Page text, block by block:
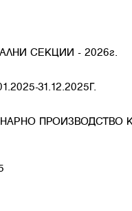
СЕКЦИИ - 2026г.
31.12.2025Г.
ПРОИЗВОДСТВО